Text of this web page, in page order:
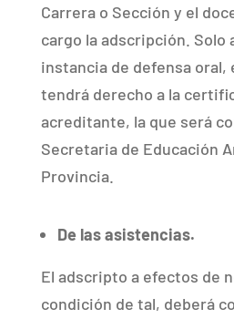
Carrera o Sección y el
cargo la adscripción. Solo
instancia de defensa oral,
tendrá derecho a la
acreditante, la que será
Secretaria de Educación
Provincia.
De las asistencias.
El adscripto a efectos de
condición de tal, deberá